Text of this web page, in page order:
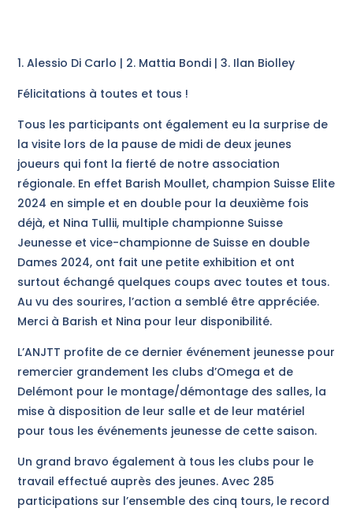
1. Alessio Di Carlo | 2. Mattia Bondi | 3. Ilan Biolley
Félicitations à toutes et tous !
Tous les participants ont également eu la surprise de
la visite lors de la pause de midi de deux jeunes
joueurs qui font la fierté de notre association
régionale. En effet Barish Moullet, champion Suisse Elite
2024 en simple et en double pour la deuxième fois
déjà, et Nina Tullii, multiple championne Suisse
Jeunesse et vice-championne de Suisse en double
Dames 2024, ont fait une petite exhibition et ont
surtout échangé quelques coups avec toutes et tous.
Au vu des sourires, l’action a semblé être appréciée.
Merci à Barish et Nina pour leur disponibilité.
L’ANJTT profite de ce dernier événement jeunesse pour
remercier grandement les clubs d’Omega et de
Delémont pour le montage/démontage des salles, la
mise à disposition de leur salle et de leur matériel
pour tous les événements jeunesse de cette saison.
Un grand bravo également à tous les clubs pour le
travail effectué auprès des jeunes. Avec 285
participations sur l’ensemble des cinq tours, le record